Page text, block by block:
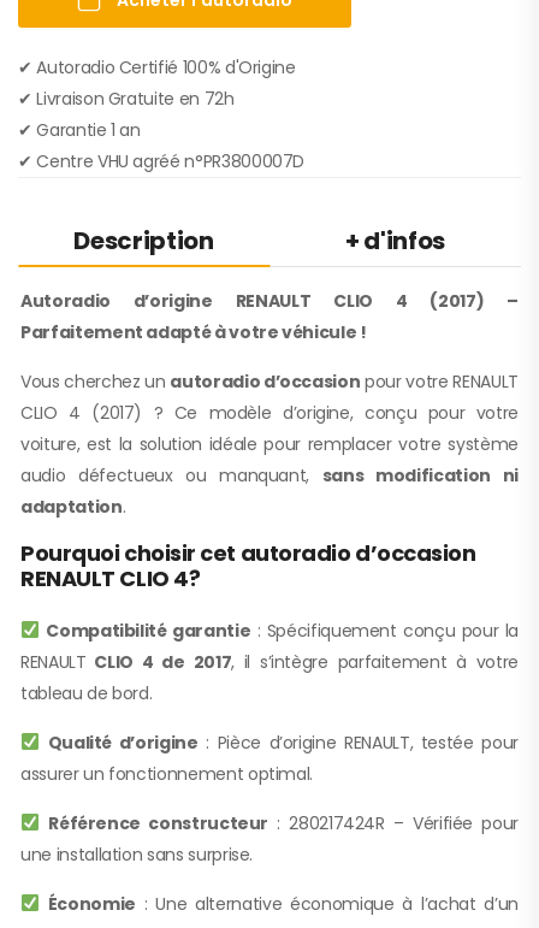
✔ Autoradio Certifié 100% d'Origine
✔︎ Livraison Gratuite en 72h
✔︎ Garantie 1 an
✔︎ Centre VHU agréé n°PR3800007D
Description + d'infos
Autoradio d’origine RENAULT CLIO 4 (2017) –
Parfaitement adapté à votre véhicule !
Vous cherchez un autoradio d’occasion pour votre RENAULT
CLIO 4 (2017) ? Ce modèle d’origine, conçu pour votre
voiture, est la solution idéale pour remplacer votre système
audio défectueux ou manquant, sans modification ni
adaptation.
Pourquoi choisir cet autoradio d’occasion
RENAULT CLIO 4?
Compatibilité garantie : Spécifiquement conçu pour la
RENAULT CLIO 4 de 2017, il s’intègre parfaitement à votre
tableau de bord.
Qualité d’origine : Pièce d’origine RENAULT, testée pour
assurer un fonctionnement optimal.
Référence constructeur : 280217424R – Vérifiée pour
une installation sans surprise.
Économie : Une alternative économique à l’achat d’un